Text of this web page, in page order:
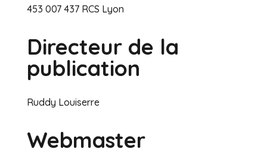
453 007 437 RCS Lyon
Directeur de la
publication
Ruddy Louiserre
Webmaster